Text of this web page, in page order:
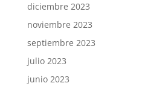
diciembre 2023
noviembre 2023
septiembre 2023
julio 2023
junio 2023